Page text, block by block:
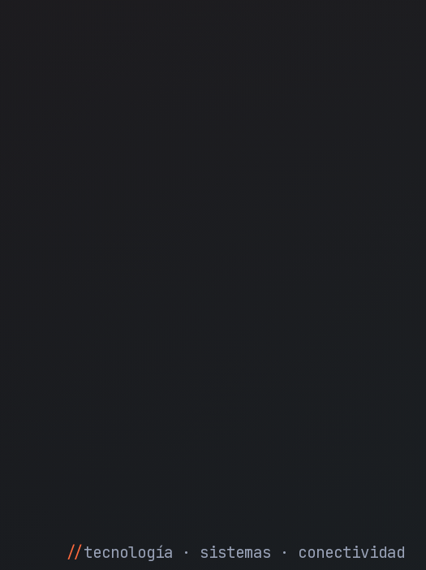
tecnología · sistemas · conectividad